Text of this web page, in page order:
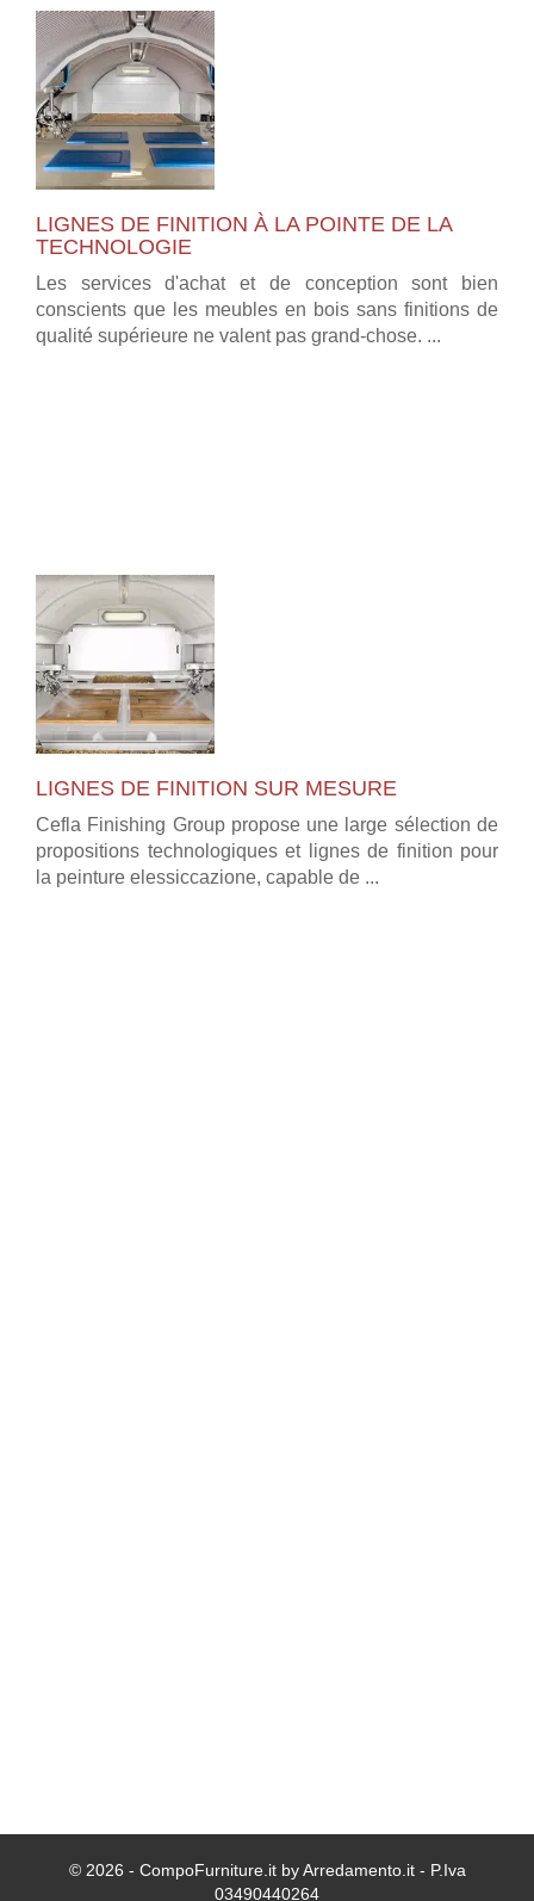
LIGNES DE FINITION À LA POINTE DE LA
TECHNOLOGIE
Les services d'achat et de conception sont bien
conscients que les meubles en bois sans finitions de
qualité supérieure ne valent pas grand-chose. ...
LIGNES DE FINITION SUR MESURE
Cefla Finishing Group propose une large sélection de
propositions technologiques et lignes de finition pour
la peinture elessiccazione, capable de ...
© 2026 - CompoFurniture.it by Arredamento.it - P.Iva
03490440264